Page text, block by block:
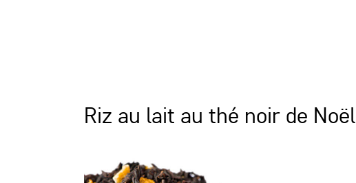
Riz au lait au thé noir de Noël